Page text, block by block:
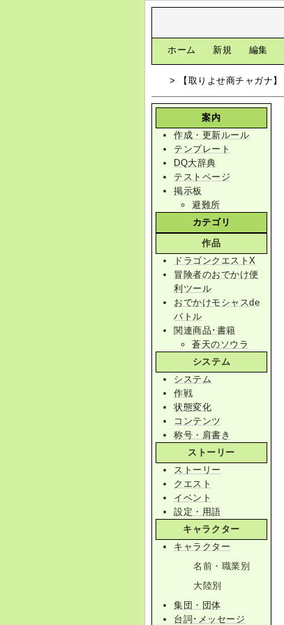
ホーム 新規 編集
> 【取りよせ商チャガナ】
案内
作成・更新ルール
テンプレート
DQ大辞典
テストページ
掲示板
避難所
カテゴリ
作品
ドラゴンクエストX
冒険者のおでかけ便
利ツール
おでかけモシャスde
バトル
関連商品･書籍
蒼天のソウラ
システム
システム
作戦
状態変化
コンテンツ
称号・肩書き
ストーリー
ストーリー
クエスト
イベント
設定・用語
キャラクター
キャラクター
名前・職業別
大陸別
集団・団体
台詞･メッセージ